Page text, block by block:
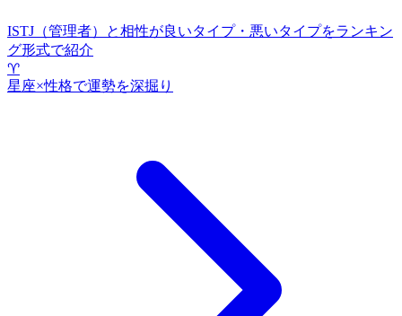
ISTJ（管理者）と相性が良いタイプ・悪いタイプをランキン
グ形式で紹介
♈
星座×性格で運勢を深掘り